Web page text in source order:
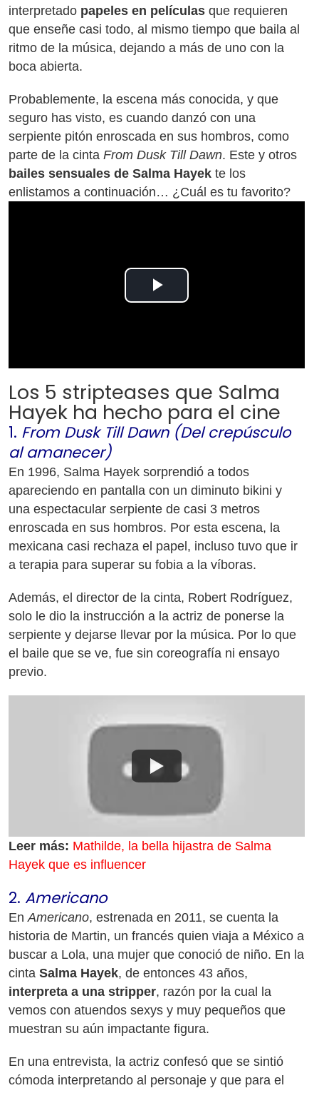
interpretado papeles en películas que requieren
que enseñe casi todo, al mismo tiempo que baila al
ritmo de la música, dejando a más de uno con la
boca abierta.
Probablemente, la escena más conocida, y que
seguro has visto, es cuando danzó con una
serpiente pitón enroscada en sus hombros, como
parte de la cinta From Dusk Till Dawn. Este y otros
bailes sensuales de Salma Hayek te los
enlistamos a continuación… ¿Cuál es tu favorito?
Play
Los 5 stripteases que Salma
Hayek ha hecho para el cine
1. From Dusk Till Dawn (Del crepúsculo
al amanecer)
En 1996, Salma Hayek sorprendió a todos
apareciendo en pantalla con un diminuto bikini y
una espectacular serpiente de casi 3 metros
enroscada en sus hombros. Por esta escena, la
mexicana casi rechaza el papel, incluso tuvo que ir
a terapia para superar su fobia a la víboras.
Además, el director de la cinta, Robert Rodríguez,
solo le dio la instrucción a la actriz de ponerse la
serpiente y dejarse llevar por la música. Por lo que
el baile que se ve, fue sin coreografía ni ensayo
previo.
Leer más: Mathilde, la bella hijastra de Salma
Hayek que es influencer
2. Americano
EnAmericano, estrenada en 2011, se cuenta la
historia de Martin, un francés quien viaja a México a
buscar a Lola, una mujer que conoció de niño. En la
cinta Salma Hayek, de entonces 43 años,
interpreta a una stripper, razón por la cual la
vemos con atuendos sexys y muy pequeños que
muestran su aún impactante figura.
En una entrevista, la actriz confesó que se sintió
cómoda interpretando al personaje y que para el